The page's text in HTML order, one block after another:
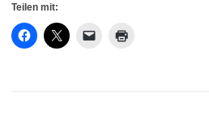
Teilen mit: